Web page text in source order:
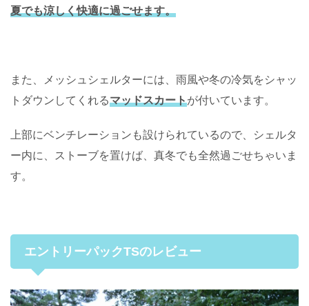
夏でも涼しく快適に過ごせます。
また、メッシュシェルターには、雨風や冬の冷気をシャッ
トダウンしてくれるマッドスカートが付いています。
上部にベンチレーションも設けられているので、シェルタ
ー内に、ストーブを置けば、真冬でも全然過ごせちゃいま
す。
エントリーパックTSのレビュー